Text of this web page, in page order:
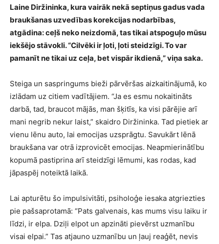
Laine Diržininka, kura vairāk nekā septiņus gadus vada
braukšanas uzvedības korekcijas nodarbības,
atgādina: ceļš neko neizdomā, tas tikai atspoguļo mūsu
iekšējo stāvokli. “Cilvēki ir ļoti, ļoti steidzīgi. To var
pamanīt ne tikai uz ceļa, bet vispār ikdienā,” viņa saka.
Steiga un saspringums bieži pārvēršas aizkaitinājumā, ko
izlādam uz citiem vadītājiem. “Ja es esmu nokaitināts
darbā, tad, braucot mājās, man šķitīs, ka visi pārējie arī
mani negrib nekur laist,” skaidro Diržininka. Tad pietiek ar
vienu lēnu auto, lai emocijas uzsprāgtu. Savukārt lēnā
braukšana var otrā izprovicēt emocijas. Neapmierinātību
kopumā pastiprina arī steidzīgi lēmumi, kas rodas, kad
jāpaspēj noteiktā laikā.
Lai apturētu šo impulsivitāti, psiholoģe iesaka atgriezties
pie pašsaprotamā: “Pats galvenais, kas mums visu laiku ir
līdzi, ir elpa. Dziļi elpot un apzināti pievērst uzmanību
visai elpai.” Tas atjauno uzmanību un ļauj reaģēt, nevis